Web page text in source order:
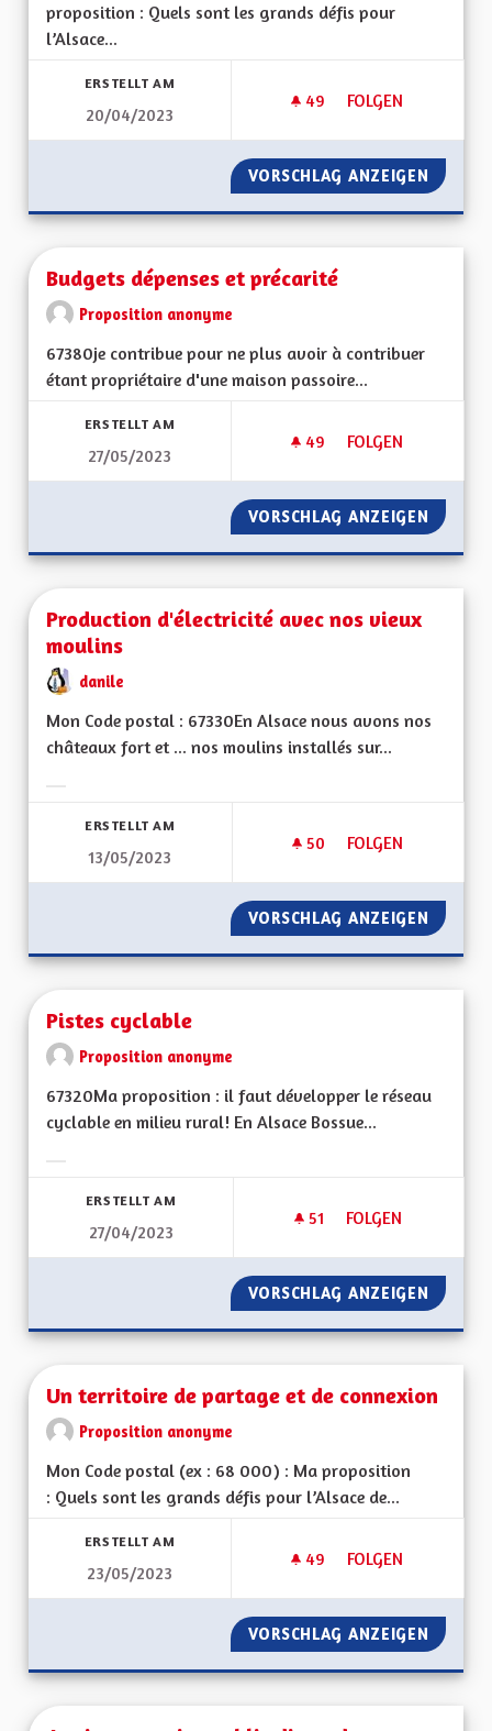
proposition : Quels sont les grands défis pour
l’Alsace...
ERSTELLT AM
20/04/2023
49 49 FOLLOWER
FOLGEN
J'A MEHR ELSASSER
VORSCHLAG ANZEIGEN J'A
Budgets dépenses et précarité
Proposition anonyme
67380je contribue pour ne plus avoir à contribuer
étant propriétaire d'une maison passoire...
ERSTELLT AM
27/05/2023
49 49 FOLLOWER
FOLGEN
BUDGETS
VORSCHLAG ANZEIGEN
Production d'électricité avec nos vieux
moulins
danile
Mon Code postal : 67330En Alsace nous avons nos
châteaux fort et ... nos moulins installés sur...
ERSTELLT AM
13/05/2023
50 50 FOLLOWER
FOLGEN
PRODUCTION
VORSCHLAG ANZEIGEN
Pistes cyclable
Proposition anonyme
67320Ma proposition : il faut développer le réseau
cyclable en milieu rural! En Alsace Bossue...
ERSTELLT AM
27/04/2023
51 51 FOLLOWER
FOLGEN
PISTES CYCLABLE
VORSCHLAG ANZEIGEN PISTES
Un territoire de partage et de connexion
Proposition anonyme
Mon Code postal (ex : 68 000) : Ma proposition
: Quels sont les grands défis pour l’Alsace de...
ERSTELLT AM
23/05/2023
49 49 FOLLOWER
FOLGEN
UN TERRITOIRE
VORSCHLAG ANZEIGEN UN